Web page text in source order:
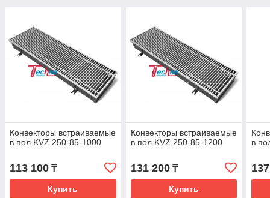
Конвекторы встраиваемые
в пол KVZ 250-85-1000
113 100 ₸
Купить
Конвекторы встраиваемые
в пол KVZ 250-85-1200
131 200₸
Купить
в